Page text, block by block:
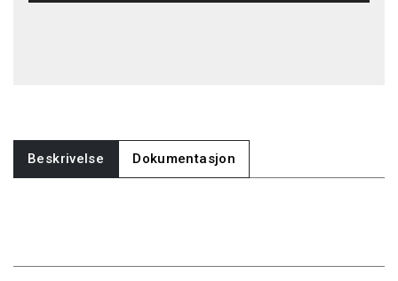
Beskrivelse Dokumentasjon